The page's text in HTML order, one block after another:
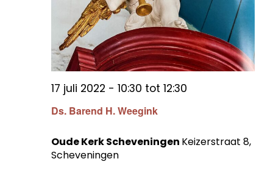
Ds. Barend H. Weegink
17 juli 2022 - 10:30 tot 12:30
Oude Kerk Scheveningen Keizerstraat 8,
Scheveningen